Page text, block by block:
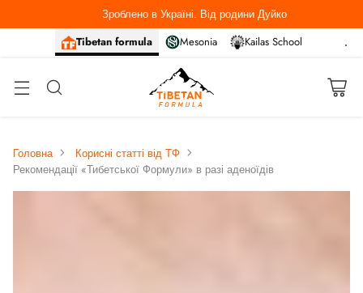
Tibetan formula Mesonia Kailas School
Зроблено в Україні. Від родини Дуйко
Головна
Корисні статті від ТФ
Рекомендації «Тибетської Формули» в разі аденоїдів